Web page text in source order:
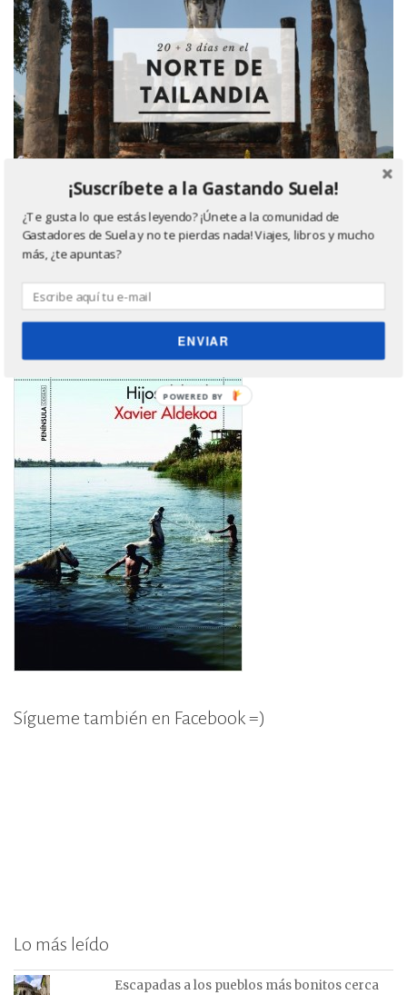
en la imagen ;)
Sígueme también en Facebook =)
Lo más leído
Escapadas a los pueblos más bonitos cerca
¡Suscríbete a la Gastando Suela!
¿Te gusta lo que estás leyendo? ¡Únete a la comunidad de
Gastadores de Suela y no te pierdas nada! Viajes, libros y mucho
más, ¿te apuntas?
ENVIAR
POWERED
BY